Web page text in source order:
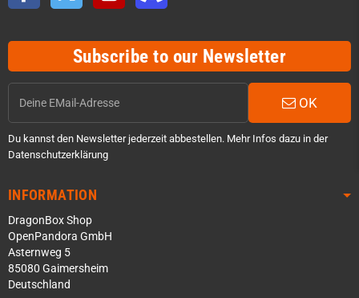
Subscribe to our Newsletter
OK
Du kannst den Newsletter jederzeit abbestellen. Mehr Infos dazu in der
Datenschutzerklärung
INFORMATION
DragonBox Shop
OpenPandora GmbH
Asternweg 5
85080 Gaimersheim
Deutschland